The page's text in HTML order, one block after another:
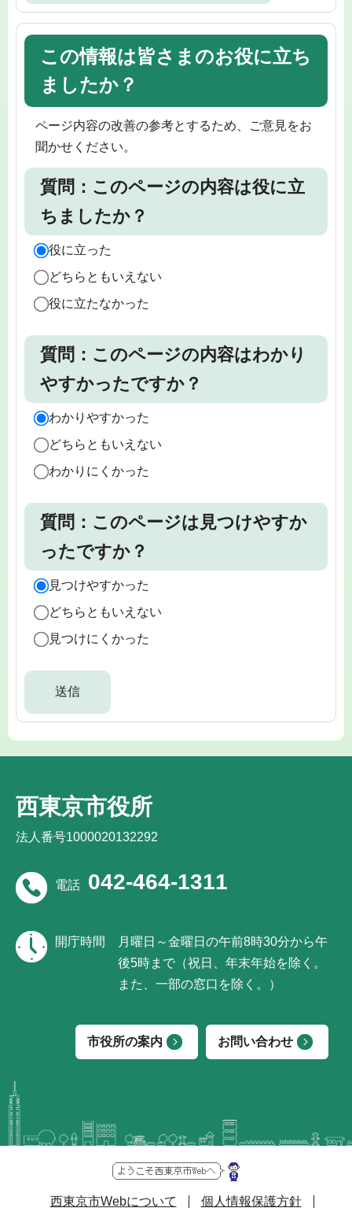
この情報は皆さまのお役に立ち
ましたか？
ページ内容の改善の参考とするため、ご意見をお
聞かせください。
質問：このページの内容は役に立
ちましたか？
役に立った
どちらともいえない
役に立たなかった
質問：このページの内容はわかり
やすかったですか？
わかりやすかった
どちらともいえない
わかりにくかった
質問：このページは見つけやすか
ったですか？
見つけやすかった
どちらともいえない
見つけにくかった
西東京市役所
法人番号1000020132292
電話 042-464-1311
開庁時間
月曜日～金曜日の午前8時30分から午
後5時まで（祝日、年末年始を除く。
また、一部の窓口を除く。）
市役所の案内 お問い合わせ
西東京市Webについて 個人情報保護方針